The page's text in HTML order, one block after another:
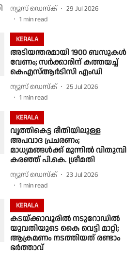
ന്യൂസ് ഡെസ്ക്
29 Jul 2026
1 min read
KERALA
അടിയന്തരമായി 1900 ബസുകൾ
വേണം; സർക്കാരിന് കത്തയച്ച്
കെഎസ്ആർടിസി എംഡി
ന്യൂസ് ഡെസ്ക്
25 Jul 2026
1 min read
KERALA
വൃത്തികെട്ട രീതിയിലുള്ള
അപവാദ പ്രചരണം;
മാധ്യമങ്ങൾക്ക് മുന്നിൽ വിതുമ്പി
കരഞ്ഞ് പി.കെ. ശ്രീമതി
ന്യൂസ് ഡെസ്ക്
23 Jul 2026
1 min read
KERALA
കടയ്ക്കാവൂരിൽ നടുറോഡിൽ
യുവതിയുടെ കൈ വെട്ടി മാറ്റി;
ആക്രമണം നടത്തിയത് രണ്ടാം
ഭർത്താവ്